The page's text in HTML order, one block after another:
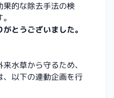
果的な除去手法の検
とうございました。
水草から守るため、
、以下の連動企画を行